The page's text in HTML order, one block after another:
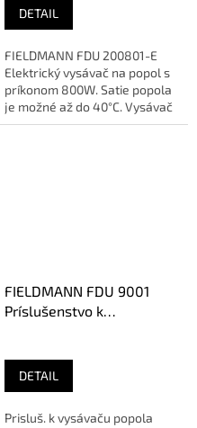
DETAIL
FIELDMANN FDU 200801-E
Elektrický vysávač na popol s
príkonom 800W. Satie popola
je možné až do 40°C. Vysávač
sa skladá z kovovej 15l...
FIELDMANN FDU 9001
Príslušenstvo k
DETAIL
Prisluš. k vysávaču popola